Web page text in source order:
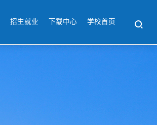
招生就业 下载中心 学校首页